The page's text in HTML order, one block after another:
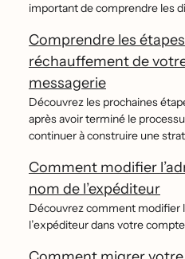
important de comprendre les
Comprendre les
réchauffement de
messagerie
Découvrez les prochaines
après avoir terminé le
continuer à construire une
Comment modifier
nom de l’expéditeur
Découvrez comment modifier
l’expéditeur dans votre